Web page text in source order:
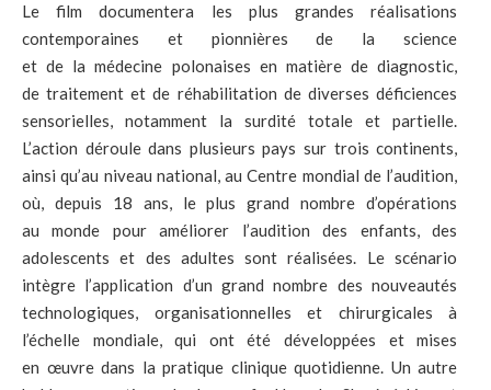
Le film documentera les plus grandes réalisations
contemporaines et pionnières de la science
et de la médecine polonaises en matière de diagnostic,
de traitement et de réhabilitation de diverses déficiences
sensorielles, notamment la surdité totale et partielle.
L’action déroule dans plusieurs pays sur trois continents,
ainsi qu’au niveau national, au Centre mondial de l’audition,
où, depuis 18 ans, le plus grand nombre d’opérations
au monde pour améliorer l’audition des enfants, des
adolescents et des adultes sont réalisées. Le scénario
intègre l’application d’un grand nombre des nouveautés
technologiques, organisationnelles et chirurgicales à
l’échelle mondiale, qui ont été développées et mises
en œuvre dans la pratique clinique quotidienne. Un autre